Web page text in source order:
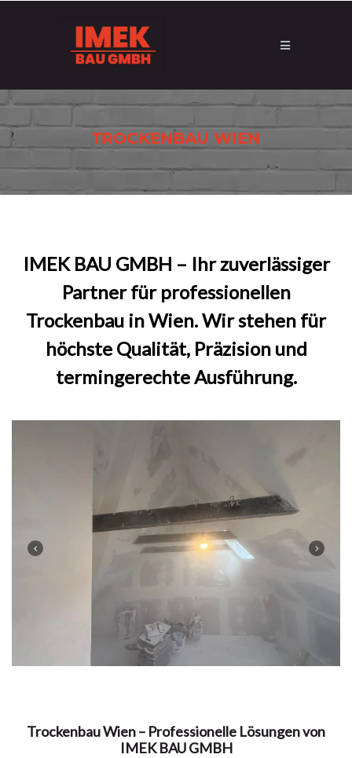
TROCKENBAU WIEN
IMEK BAU GMBH – Ihr zuverlässiger
Partner für professionellen
Trockenbau in Wien. Wir stehen für
höchste Qualität, Präzision und
termingerechte Ausführung.
Trockenbau Wien – Professionelle Lösungen von
IMEK BAU GMBH